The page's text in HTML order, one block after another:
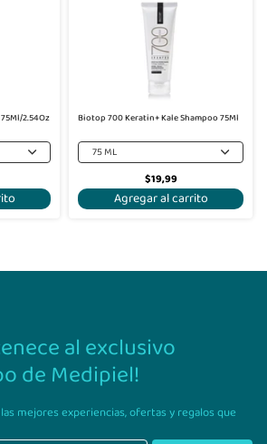
2.54Oz Biotop 700 Keratin+ Kale Shampoo 75Ml
75 ML
$19,99
Agregar al carrito
al exclusivo
de Medipiel!
mejores experiencias,ofertas y regalos que